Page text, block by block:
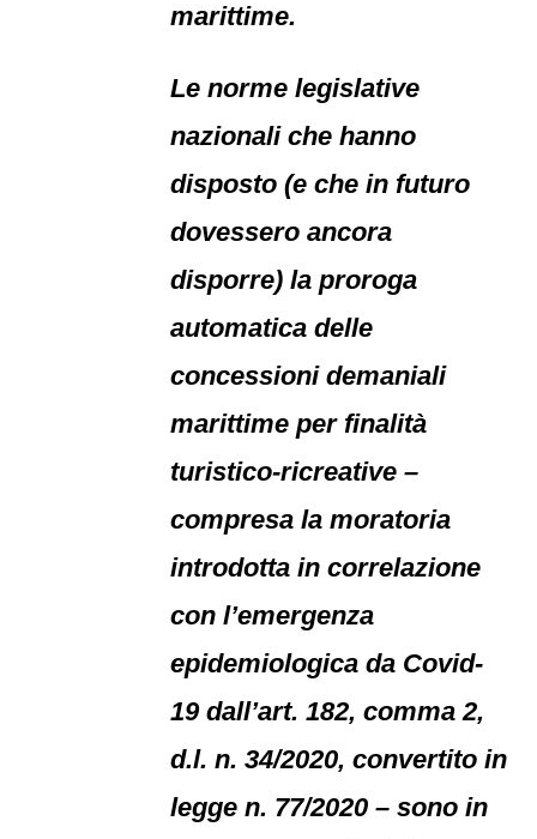
marittime.
Le norme legislative
nazionali che hanno
disposto (e che in futuro
dovessero ancora
disporre) la proroga
automatica delle
concessioni demaniali
marittime per finalità
turistico-ricreative –
compresa la moratoria
introdotta in correlazione
con l’emergenza
epidemiologica da Covid-
19 dall’art. 182, comma 2,
d.l. n. 34/2020, convertito in
legge n. 77/2020 – sono in